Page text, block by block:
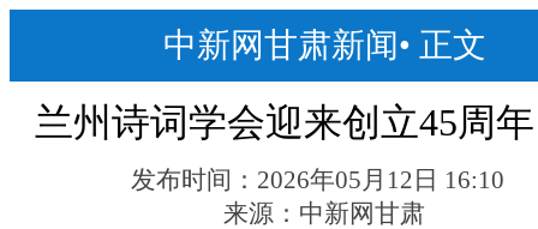
中新网甘肃新闻• 正文
兰州诗词学会迎来创立45周年
发布时间： 2026年05月12日 16:10
来源： 中新网甘肃